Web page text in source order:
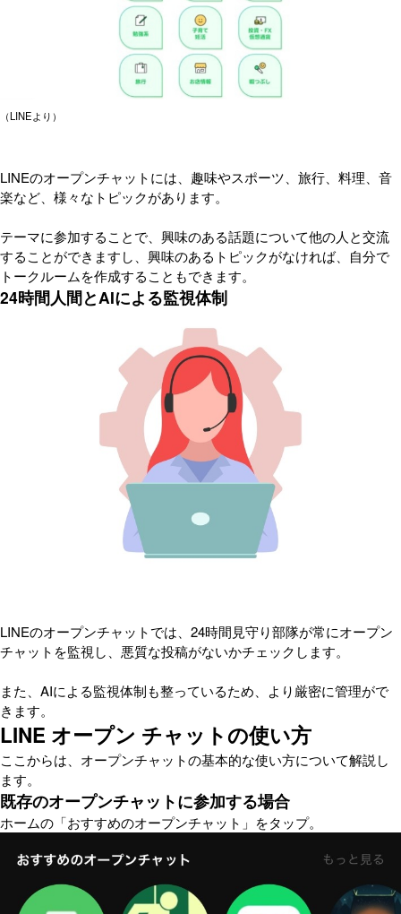
（LINEより）
LINEのオープンチャットには、趣味やスポーツ、旅行、料理、音
楽など、様々なトピックがあります。
テーマに参加することで、興味のある話題について他の人と交流
することができますし、興味のあるトピックがなければ、自分で
トークルームを作成することもできます。
24時間人間とAIによる監視体制
LINEのオープンチャットでは、24時間見守り部隊が常にオープン
チャットを監視し、悪質な投稿がないかチェックします。
また、AIによる監視体制も整っているため、より厳密に管理がで
きます。
LINE オープン チャットの使い方
ここからは、オープンチャットの基本的な使い方について解説し
ます。
既存のオープンチャットに参加する場合
ホームの「おすすめのオープンチャット」をタップ。